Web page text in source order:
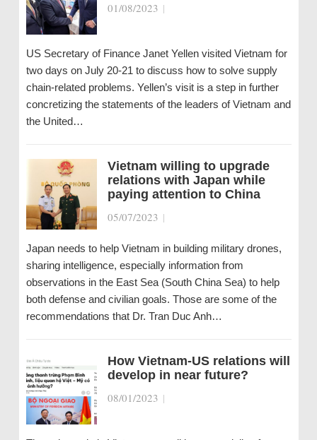
01/08/2023 |
US Secretary of Finance Janet Yellen visited Vietnam for
two days on July 20-21 to discuss how to solve supply
chain-related problems. Yellen’s visit is a step in further
concretizing the statements of the leaders of Vietnam and
the United…
Vietnam willing to upgrade
relations with Japan while
paying attention to China
05/07/2023 |
Japan needs to help Vietnam in building military drones,
sharing intelligence, especially information from
observations in the East Sea (South China Sea) to help
both defense and civilian goals. Those are some of the
recommendations that Dr. Tran Duc Anh…
How Vietnam-US relations will
develop in near future?
08/01/2023 |